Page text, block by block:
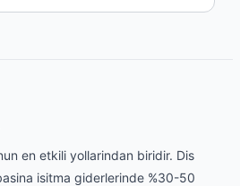
en etkili yollarindan biridir. Dis
isitma giderlerinde %30-50